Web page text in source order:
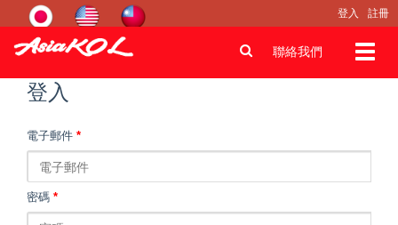
登入 註冊
聯絡我們
登入
電子郵件 *
密碼 *